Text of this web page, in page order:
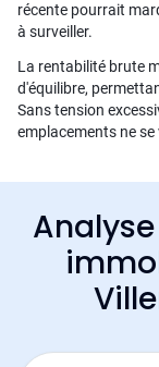
récente pourrait
à surveiller.
La rentabilité brute
d'équilibre,
Sans tension
emplacements ne